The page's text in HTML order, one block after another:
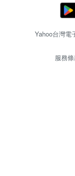
Yahoo台灣電
服務